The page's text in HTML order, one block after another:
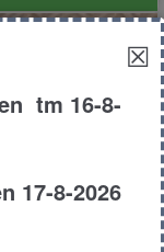
☒
tm 16-8-
17-8-2026